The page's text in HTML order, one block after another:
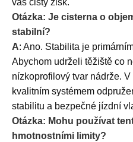
váš čistý zisk.
Otázka: Je cisterna o
stabilní?
A: Ano. Stabilita je
Abychom udrželi těžiště co
nízkoprofilový tvar nádrže.
kvalitním systémem
stabilitu a bezpečné jízdní
Otázka: Mohu používat
hmotnostními limity?